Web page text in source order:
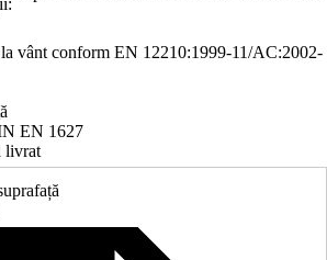
vânt conform EN 12210:1999-11/AC:2002-
EN 1627
livrat